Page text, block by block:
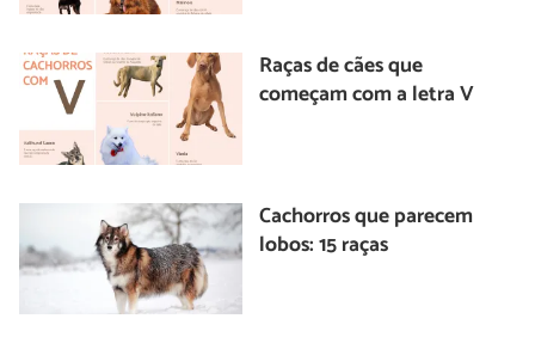
Raças de cães que
começam com a letra V
Cachorros que parecem
lobos: 15 raças